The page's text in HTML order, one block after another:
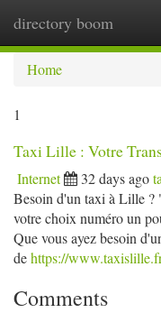
directory boom
Home
1
Taxi Lille : Votre
Internet 32 days ago
Besoin d'un taxi à Lille
votre choix numéro un
Que vous ayez besoin
dehttps://
Comments